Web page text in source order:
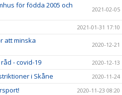
för födda 2005 och
2021-02-05
2021-01-31 17:10
att minska
2020-12-21
- covid-19 2020-12-13
i Skåne 2020-11-24
2020-11-23 08:20